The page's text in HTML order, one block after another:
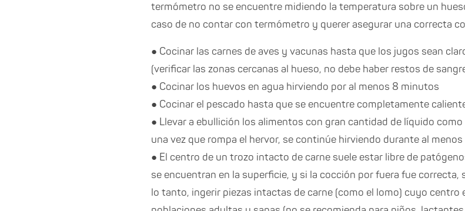
termómetro no se encuentre midiendo la temperatura sobre un
caso de no contar con termómetro y querer asegurar una correcta
● Cocinar las carnes de aves y vacunas hasta que los jugos sean
(verificar las zonas cercanas al hueso, no debe haber restos de
● Cocinar los huevos en agua hirviendo por al menos 8 minutos
● Cocinar el pescado hasta que se encuentre completamente
● Llevar a ebullición los alimentos con gran cantidad de líquido
una vez que rompa el hervor, se continúe hirviendo durante al menos
● El centro de un trozo intacto de carne suele estar libre de
se encuentran en la superficie, y si la cocción por fuera fue
lo tanto, ingerir piezas intactas de carne (como el lomo) cuyo centro